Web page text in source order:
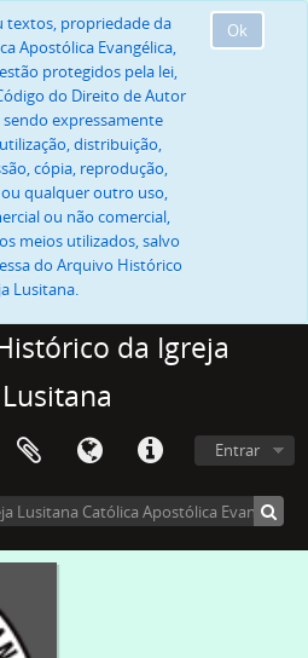
Ok
textos, propriedade da
Apostólica Evangélica,
protegidos pela lei,
do Direito de Autor
expressamente
distribuição,
cópia, reprodução,
qualquer outro uso,
ou não comercial,
meios utilizados, salvo
do Arquivo Histórico
Lusitana.
da Igreja
Lusitana
Entrar